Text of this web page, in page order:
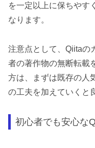
を一定以上に保ちやす
なります。
注意点として、Qiitaの
者の著作物の無断転載
方は、まずは既存の人
の工夫を加えていくと
初心者でも安心な